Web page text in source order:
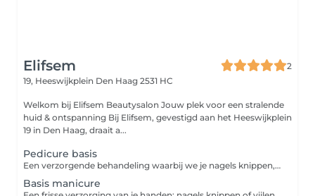
Elifsem
2
19, Heeswijkplein Den Haag 2531 HC
Welkom bij Elifsem Beautysalon Jouw plek voor een stralende
huid & ontspanning Bij Elifsem, gevestigd aan het Heeswijkplein
19 in Den Haag, draait a...
Pedicure basis
Een verzorgende behandeling waarbij we je nagels knippen, polijsten, nagelriemen verzorgen en kleine ongemakken zoals licht eelt verwijderen. Perfect voor mooie, gezonde voeten.
Basis manicure